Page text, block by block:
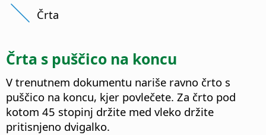
Črta
Črta s puščico na koncu
V trenutnem dokumentu nariše ravno črto s
puščico na koncu, kjer povlečete. Za črto pod
kotom 45 stopinj držite med vleko držite
pritisnjeno dvigalko.